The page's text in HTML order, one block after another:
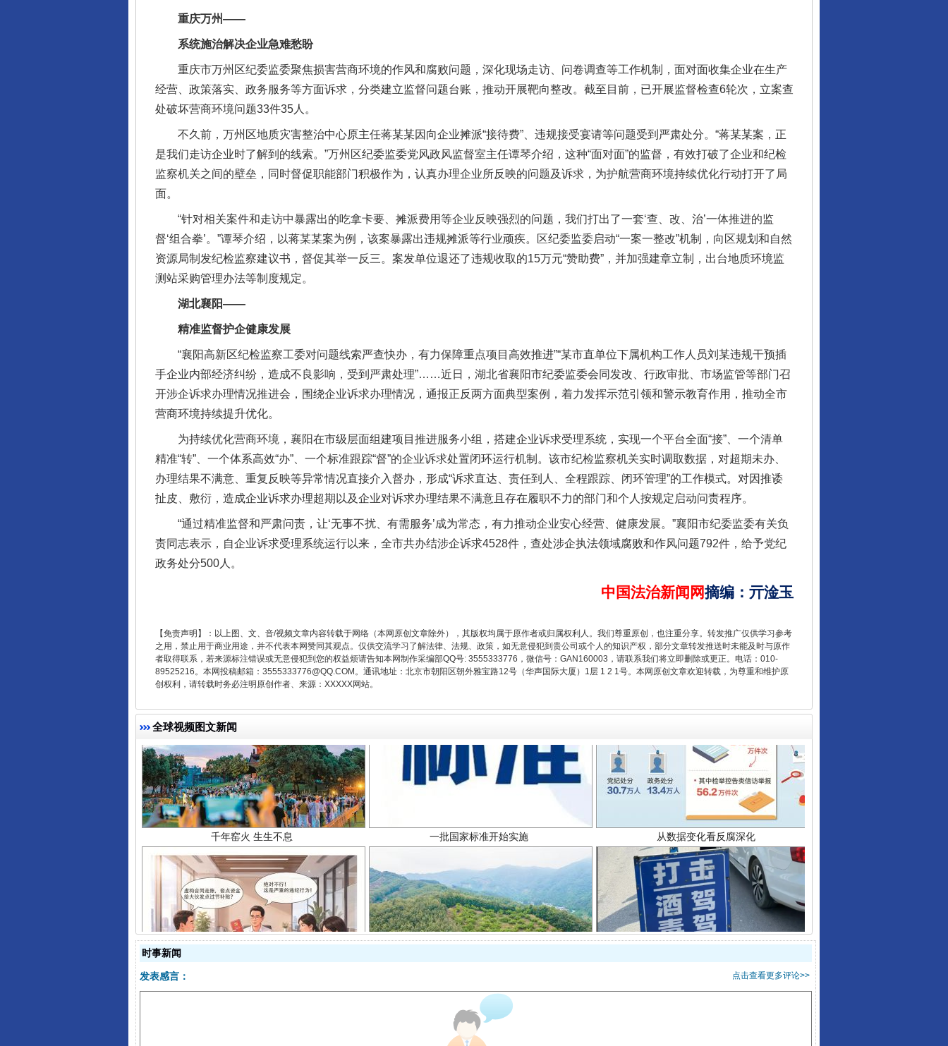
重庆万州——
系统施治解决企业急难愁盼
重庆市万州区纪委监委聚焦损害营商环境的作风和腐败问题，深化现场走访、问卷调查等工作机制，面对面收集企业在生产
经营、政策落实、政务服务等方面诉求，分类建立监督问题台账，推动开展靶向整改。截至目前，已开展监督检查6轮次，立案查
处破坏营商环境问题33件35人。
不久前，万州区地质灾害整治中心原主任蒋某某因向企业摊派“接待费”、违规接受宴请等问题受到严肃处分。“蒋某某案，正
是我们走访企业时了解到的线索。”万州区纪委监委党风政风监督室主任谭琴介绍，这种“面对面”的监督，有效打破了企业和纪检
监察机关之间的壁垒，同时督促职能部门积极作为，认真办理企业所反映的问题及诉求，为护航营商环境持续优化行动打开了局
面。
“针对相关案件和走访中暴露出的吃拿卡要、摊派费用等企业反映强烈的问题，我们打出了一套‘查、改、治’一体推进的监
督‘组合拳’。”谭琴介绍，以蒋某某案为例，该案暴露出违规摊派等行业顽疾。区纪委监委启动“一案一整改”机制，向区规划和自然
资源局制发纪检监察建议书，督促其举一反三。案发单位退还了违规收取的15万元“赞助费”，并加强建章立制，出台地质环境监
测站采购管理办法等制度规定。
湖北襄阳——
精准监督护企健康发展
“襄阳高新区纪检监察工委对问题线索严查快办，有力保障重点项目高效推进”“某市直单位下属机构工作人员刘某违规干预插
手企业内部经济纠纷，造成不良影响，受到严肃处理”……近日，湖北省襄阳市纪委监委会同发改、行政审批、市场监管等部门召
开涉企诉求办理情况推进会，围绕企业诉求办理情况，通报正反两方面典型案例，着力发挥示范引领和警示教育作用，推动全市
营商环境持续提升优化。
为持续优化营商环境，襄阳在市级层面组建项目推进服务小组，搭建企业诉求受理系统，实现一个平台全面“接”、一个清单
精准“转”、一个体系高效“办”、一个标准跟踪“督”的企业诉求处置闭环运行机制。该市纪检监察机关实时调取数据，对超期未办、
办理结果不满意、重复反映等异常情况直接介入督办，形成“诉求直达、责任到人、全程跟踪、闭环管理”的工作模式。对因推诿
扯皮、敷衍，造成企业诉求办理超期以及企业对诉求办理结果不满意且存在履职不力的部门和个人按规定启动问责程序。
“通过精准监督和严肃问责，让‘无事不扰、有需服务’成为常态，有力推动企业安心经营、健康发展。”襄阳市纪委监委有关负
责同志表示，自企业诉求受理系统运行以来，全市共办结涉企诉求4528件，查处涉企执法领域腐败和作风问题792件，给予党纪
政务处分500人。
中国法治新闻网摘编 ： 亓淦玉
【免责声明】：以上图、文、音/视频文章内容转载于网络（本网原创文章除外），其版权均属于原作者或归属权利人。我们尊重原创，也注重分享。转发推广仅供学习参考
之用，禁止用于商业用途，并不代表本网赞同其观点。仅供交流学习了解法律、法规、政策，如无意侵犯到贵公司或个人的知识产权，部分文章转发推送时未能及时与原作
者取得联系，若来源标注错误或无意侵犯到您的权益烦请告知本网制作采编部QQ号: 3555333776，微信号：GAN160003，请联系我们将立即删除或更正。电话：010-
89525216。本网投稿邮箱：3555333776@QQ.COM。通讯地址：北京市朝阳区朝外雅宝路12号（华声国际大厦）1层 1 2 1号。本网原创文章欢迎转载，为尊重和维护原
创权利，请转载时务必注明原创作者、来源：XXXXX网站。
全球视频图文新闻
完善运行机制助力责任有效落实 一纸欠条伤亲情 巡回调解促和解.. 行业协会接连发公告
东山县通报“牛蛙产品抗生素超标问题”
千年窑火 生生不息 一批国家标准开始实施 从数据变化看反腐深化
揭开“小金库”的免责幌子 以产业富民促振兴
酒驾未被当场查获能处罚吗
时事新闻
点击查看更多评论>>
发表感言：